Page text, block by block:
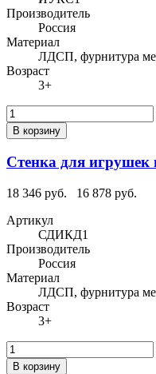
Производитель
Россия
Материал
ЛДСП, фурнитура
Возраст
3+
В корзину
Стенка для
18 346 руб.
16 878 руб.
Артикул
СДИКД1
Производитель
Россия
Материал
ЛДСП, фурнитура
Возраст
3+
В корзину